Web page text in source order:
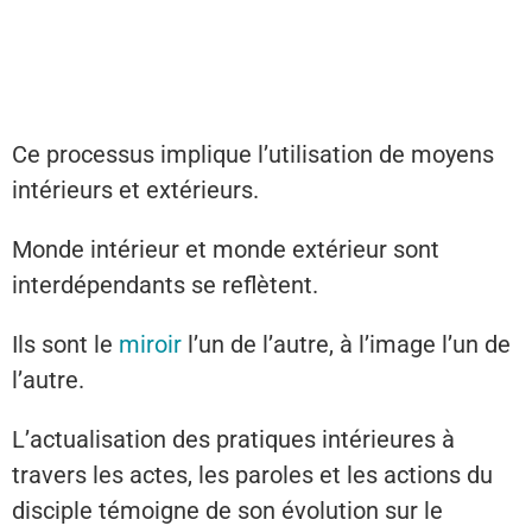
Ce processus implique l’utilisation de moyens
intérieurs et extérieurs.
Monde intérieur et monde extérieur sont
interdépendants se reflètent.
Ils sont le miroir l’un de l’autre, à l’image l’un de
l’autre.
L’actualisation des pratiques intérieures à
travers les actes, les paroles et les actions du
disciple témoigne de son évolution sur le